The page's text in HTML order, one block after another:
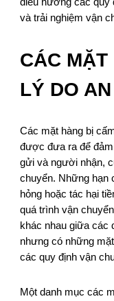
và trải nghiệm vận
CÁC MẶT
LÝ DO
Các mặt hàng bị
được đưa ra để
gửi và người nhận,
chuyển. Những hạn
hỏng hoặc tác hại
quá trình vận
khác nhau giữa các
nhưng có những
các quy định vận
Một danh mục các